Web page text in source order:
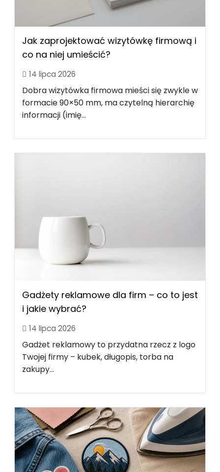
Jak zaprojektować wizytówkę firmową i
co na niej umieścić?
14 lipca 2026
Dobra wizytówka firmowa mieści się zwykle w
formacie 90×50 mm, ma czytelną hierarchię
informacji (imię...
Gadżety reklamowe dla firm – co to jest
i jakie wybrać?
14 lipca 2026
Gadżet reklamowy to przydatna rzecz z logo
Twojej firmy – kubek, długopis, torba na
zakupy...